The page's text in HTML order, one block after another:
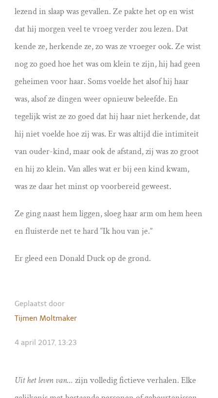
lezend in slaap was gevallen. Ze pakte het op en wist
dat hij morgen veel te vroeg verder zou lezen. Dat
kende ze, herkende ze, zo was ze vroeger ook. Ze wist
nog zo goed hoe het was om klein te zijn, hij had geen
geheimen voor haar. Soms voelde het alsof hij haar
was, alsof ze dingen weer opnieuw beleefde. En
tegelijk wist ze zo goed dat hij haar niet herkende, dat
hij niet voelde hoe zij was. Er was altijd die intimiteit
van ouder-kind, maar ook de afstand, zij was zo groot
en hij zo klein. Van alles wat er bij een kind kwam,
was ze daar het minst op voorbereid geweest.
Ze ging naast hem liggen, sloeg haar arm om hem heen
en fluisterde net te hard “Ik hou van je.”
Er gleed een Donald Duck op de grond.
Geplaatst door
Tijmen Moltmaker
4 april 2017, 13:23
Uit het leven van… zijn volledig fictieve verhalen. Elke